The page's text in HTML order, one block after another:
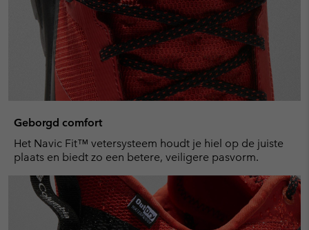
Geborgd comfort
Het Navic Fit™ vetersysteem houdt je hiel op de juiste
plaats en biedt zo een betere, veiligere pasvorm.